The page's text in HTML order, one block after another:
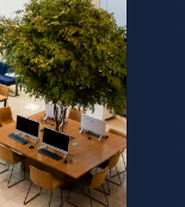
Sul